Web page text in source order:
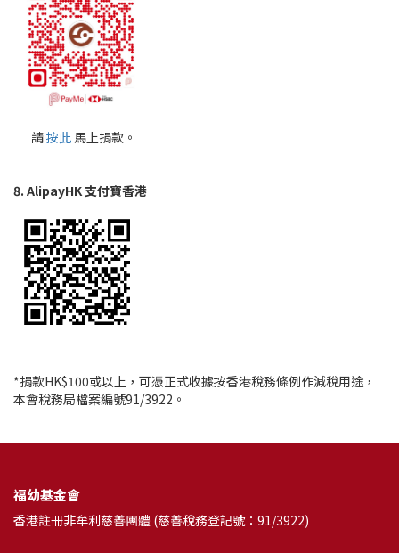
請按此 馬上捐款。
8. AlipayHK 支付寶香港
*捐款HK$100或以上，可憑正式收據按香港稅務條例作減稅用途，
本會稅務局檔案編號91/3922。
福幼基金會
香港註冊非牟利慈善團體 (慈善稅務登記號：91/3922)